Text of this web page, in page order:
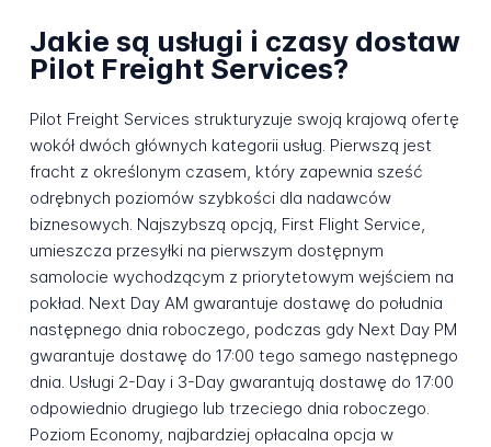
Jakie są usługi i czasy dostaw
Pilot Freight Services?
Pilot Freight Services strukturyzuje swoją krajową ofertę
wokół dwóch głównych kategorii usług. Pierwszą jest
fracht z określonym czasem, który zapewnia sześć
odrębnych poziomów szybkości dla nadawców
biznesowych. Najszybszą opcją, First Flight Service,
umieszcza przesyłki na pierwszym dostępnym
samolocie wychodzącym z priorytetowym wejściem na
pokład. Next Day AM gwarantuje dostawę do południa
następnego dnia roboczego, podczas gdy Next Day PM
gwarantuje dostawę do 17:00 tego samego następnego
dnia. Usługi 2-Day i 3-Day gwarantują dostawę do 17:00
odpowiednio drugiego lub trzeciego dnia roboczego.
Poziom Economy, najbardziej opłacalna opcja w